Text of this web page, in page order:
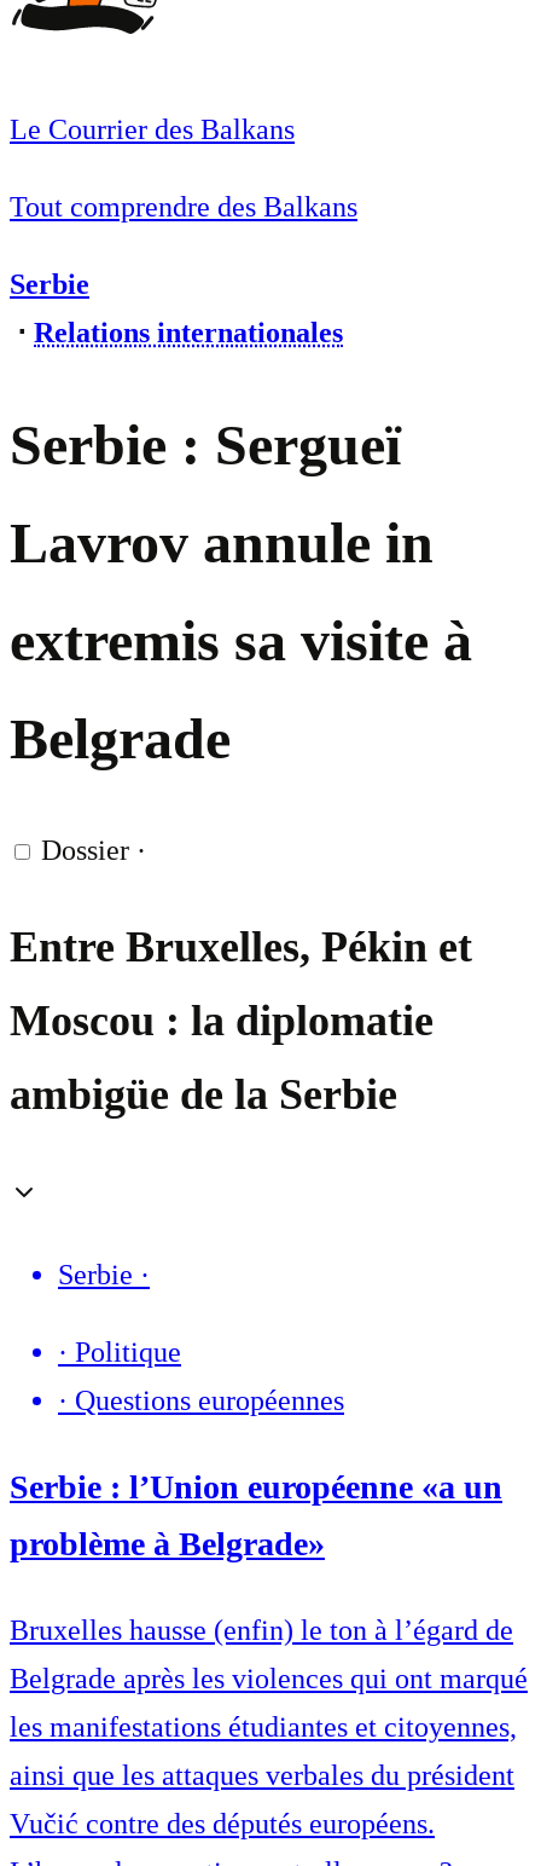
Le Courrier des Balkans
Tout comprendre des Balkans
Serbie
⋅ Relations internationales
Serbie : Sergueï
Lavrov annule in
extremis sa visite à
Belgrade
Dossier ·
Entre Bruxelles, Pékin et
Moscou : la diplomatie
ambigüe de la Serbie
Serbie ·
· Politique
· Questions européennes
Serbie : l’Union européenne «a un
problème à Belgrade»
Bruxelles hausse (enfin) le ton à l’égard de
Belgrade après les violences qui ont marqué
les manifestations étudiantes et citoyennes,
ainsi que les attaques verbales du président
Vučić contre des députés européens.